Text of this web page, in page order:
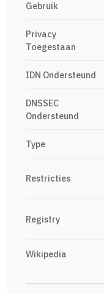
Gebruik
Privacy
Toegestaan
IDN Ondersteund
DNSSEC
Ondersteund
Type
Restricties
Registry
Wikipedia